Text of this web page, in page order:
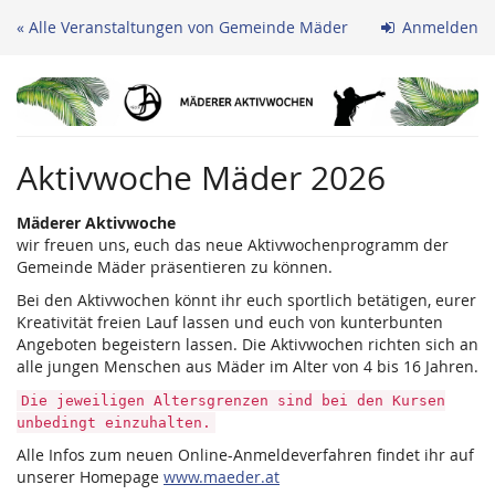
Zum
springen
Anmelden
« Alle Veranstaltungen von Gemeinde Mäder
Aktivwoche Mäder 2026
Mäderer Aktivwoche
wir freuen uns, euch das neue Aktivwochenprogramm der
Gemeinde Mäder präsentieren zu können.
Bei den Aktivwochen könnt ihr euch sportlich betätigen, eurer
Kreativität freien Lauf lassen und euch von kunterbunten
Angeboten begeistern lassen. Die Aktivwochen richten sich an
alle jungen Menschen aus Mäder im Alter von 4 bis 16 Jahren.
Die jeweiligen Altersgrenzen sind bei den Kursen
unbedingt einzuhalten.
Alle Infos zum neuen Online-Anmeldeverfahren findet ihr auf
unserer Homepage www.maeder.at